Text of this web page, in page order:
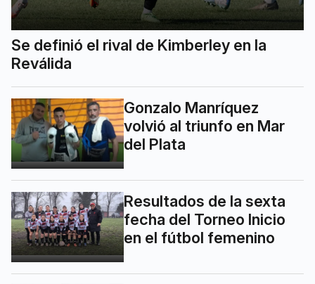
Se definió el rival de Kimberley en la
Reválida
Gonzalo Manríquez
volvió al triunfo en Mar
del Plata
Resultados de la sexta
fecha del Torneo Inicio
en el fútbol femenino